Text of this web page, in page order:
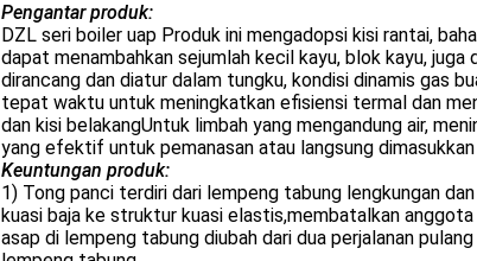
Pengantar produk:
DZL seri boiler uap Produk ini mengadopsi kisi rantai,
dapat menambahkan sejumlah kecil kayu, blok kayu,
dirancang dan diatur dalam tungku, kondisi dinamis gas
tepat waktu untuk meningkatkan efisiensi termal dan
dan kisi belakangUntuk limbah yang mengandung air,
yang efektif untuk pemanasan atau langsung
Keuntungan produk:
1) Tong panci terdiri dari lempeng tabung lengkungan
kuasi baja ke struktur kuasi elastis,membatalkan
asap di lempeng tabung diubah dari dua perjalanan